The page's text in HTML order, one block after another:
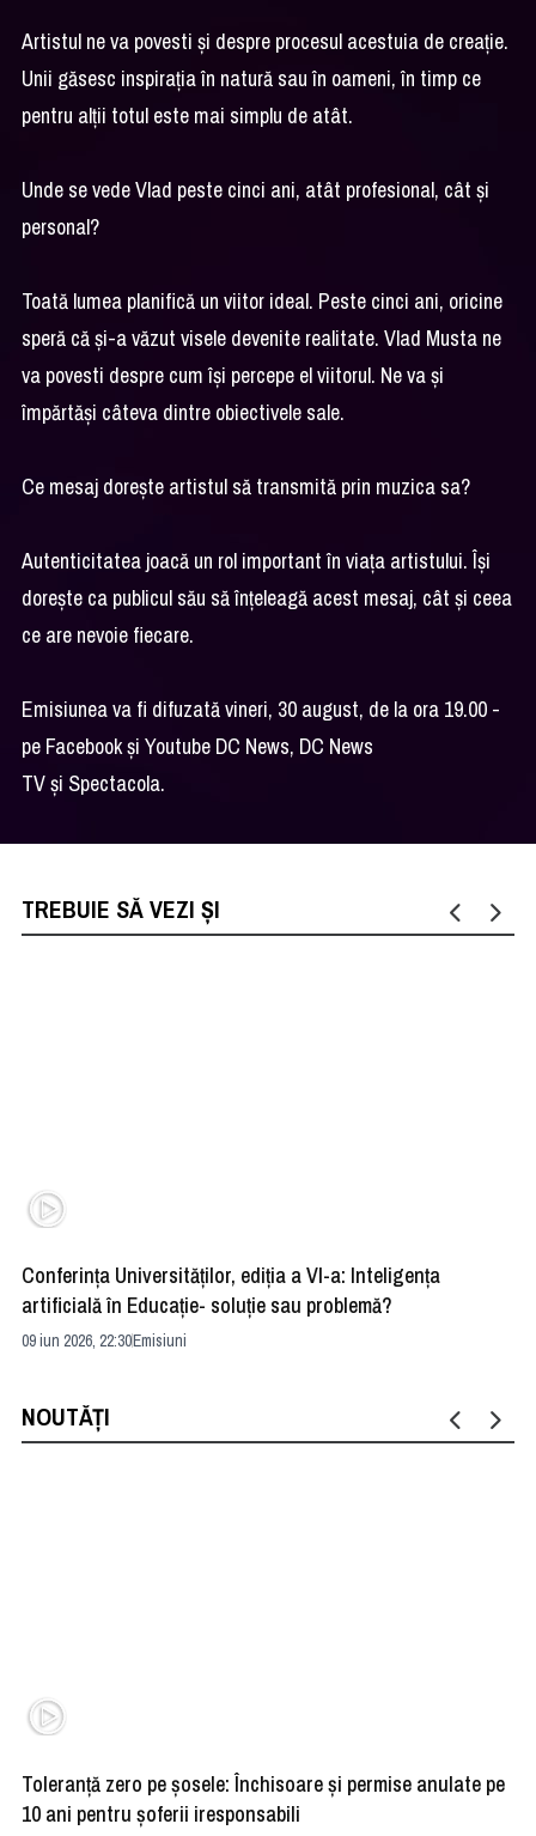
Artistul ne va povesti și despre procesul acestuia de creație.
Unii găsesc inspirația în natură sau în oameni, în timp ce
pentru alții totul este mai simplu de atât.
Unde se vede Vlad peste cinci ani, atât profesional, cât și
personal?
Toată lumea planifică un viitor ideal. Peste cinci ani, oricine
speră că și-a văzut visele devenite realitate. Vlad Musta ne
va povesti despre cum își percepe el viitorul. Ne va și
împărtăși câteva dintre obiectivele sale.
Ce mesaj dorește artistul să transmită prin muzica sa?
Autenticitatea joacă un rol important în viața artistului. Își
dorește ca publicul său să înțeleagă acest mesaj, cât și ceea
ce are nevoie fiecare.
Emisiunea va fi difuzată vineri, 30 august, de la ora 19.00 -
pe Facebook și Youtube DC News, DC News
TV și Spectacola.
TREBUIE SĂ VEZI ȘI
Conferința Universităților, ediția a VI-a: Inteligența
artificială în Educație- soluție sau problemă?
09 iun 2026, 22:30Emisiuni
NOUTĂȚI
Toleranță zero pe șosele: Închisoare și permise anulate pe
10 ani pentru șoferii iresponsabili